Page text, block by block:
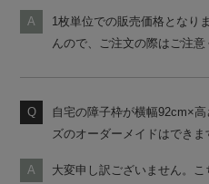
1枚単位での販売価格となり
んので、ご注文の際はご注意
自宅の障子枠が横幅92cm×
ズのオーダーメイドはできま
大変申し訳ございません。